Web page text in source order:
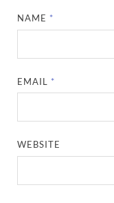
NAME *
EMAIL *
WEBSITE